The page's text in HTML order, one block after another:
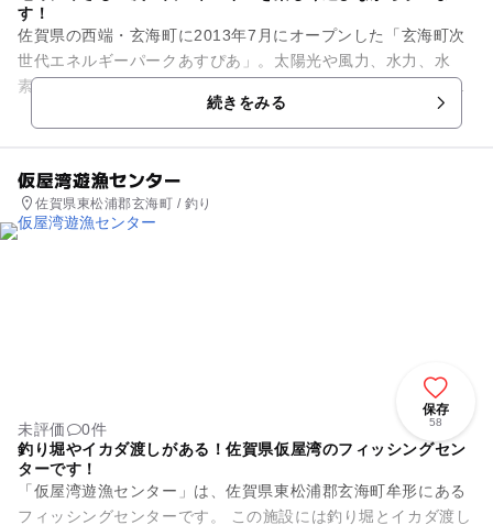
す！
佐賀県の西端・玄海町に2013年7月にオープンした「玄海町次
世代エネルギーパークあすぴあ」。太陽光や風力、水力、水
素、バイオマスなどの地球にやさしい次世代エネルギーを紹介
する施設です。様々な展示...続きをみる
仮屋湾遊漁センター
佐賀県東松浦郡玄海町 / 釣り
保存
58
未評価
0件
釣り堀やイカダ渡しがある！佐賀県仮屋湾のフィッシングセン
ターです！
「仮屋湾遊漁センター」は、佐賀県東松浦郡玄海町牟形にある
フィッシングセンターです。 この施設には釣り堀とイカダ渡し